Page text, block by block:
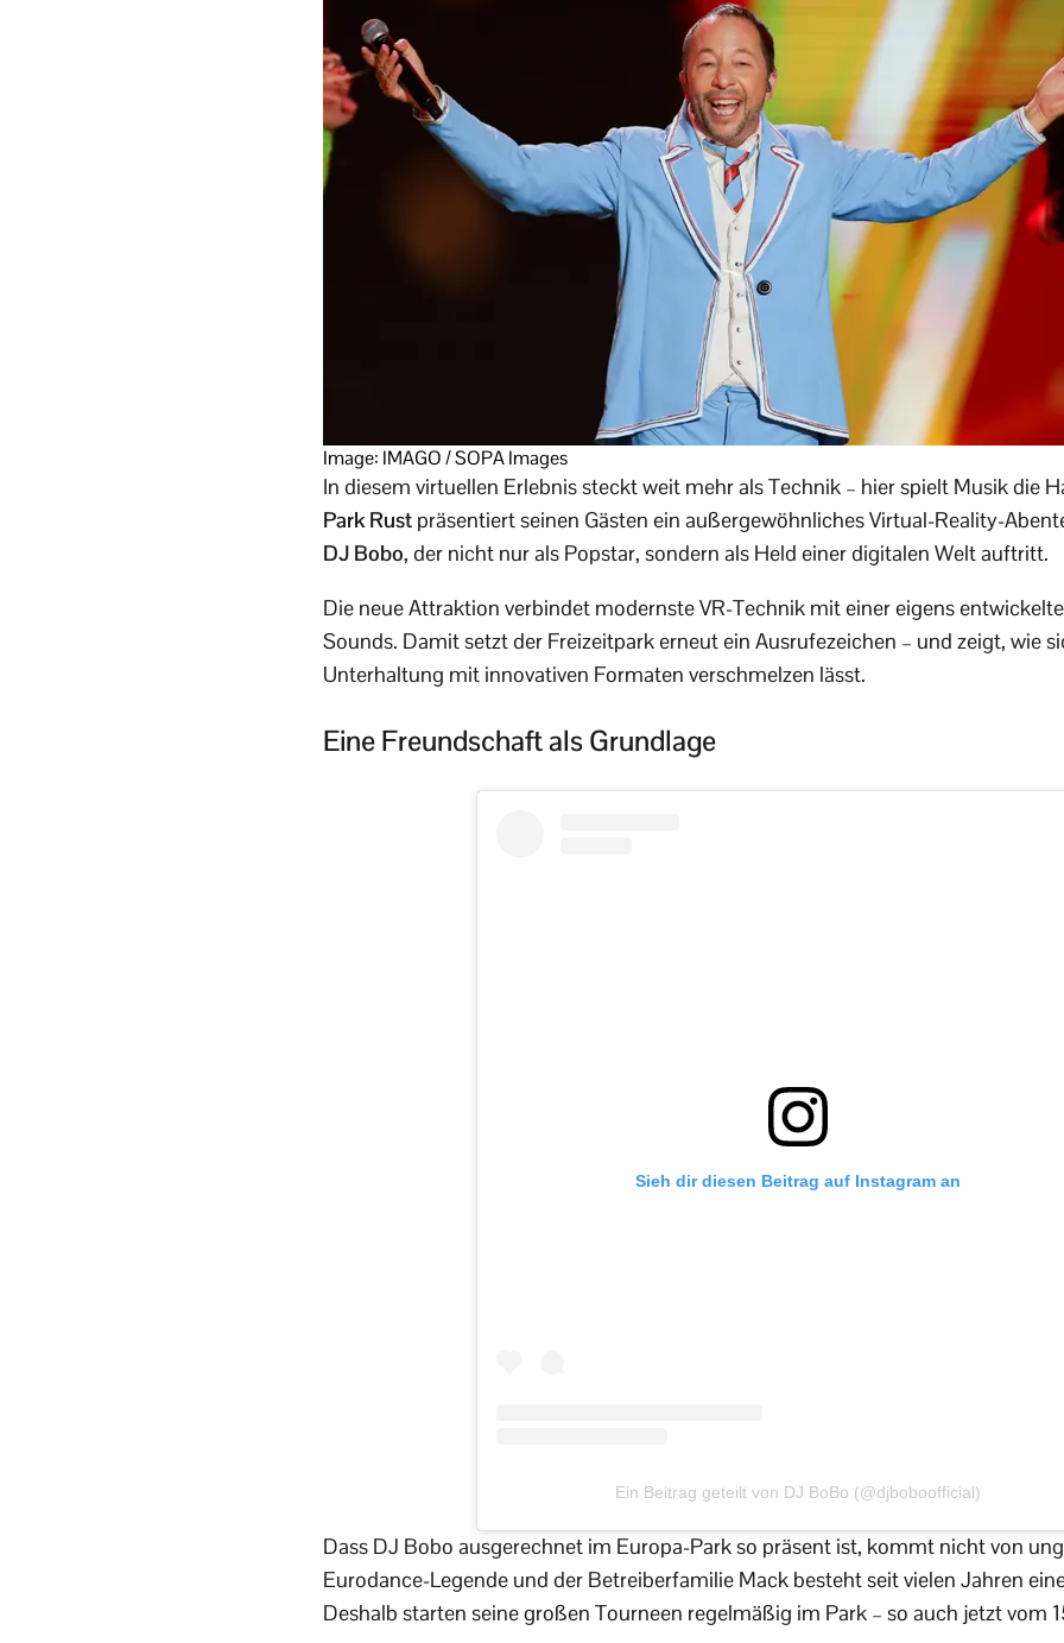
Image: IMAGO / SOPA Images
In diesem virtuellen Erlebnis steckt weit mehr als Technik – hier spielt Musik die
Park Rust präsentiert seinen Gästen ein außergewöhnliches Virtual-Reality-
DJ Bobo, der nicht nur als Popstar, sondern als Held einer digitalen Welt auftritt.
Die neue Attraktion verbindet modernste VR-Technik mit einer eigens
Sounds. Damit setzt der Freizeitpark erneut ein Ausrufezeichen – und zeigt, wie
Unterhaltung mit innovativen Formaten verschmelzen lässt.
Eine Freundschaft als Grundlage
Sieh dir diesen Beitrag auf Instagram an
Ein Beitrag geteilt von DJ BoBo (@djboboofficial)
Dass DJ Bobo ausgerechnet im Europa-Park so präsent ist, kommt nicht von
Eurodance-Legende und der Betreiberfamilie Mack besteht seit vielen Jahren
Deshalb starten seine großen Tourneen regelmäßig im Park – so auch jetzt vom